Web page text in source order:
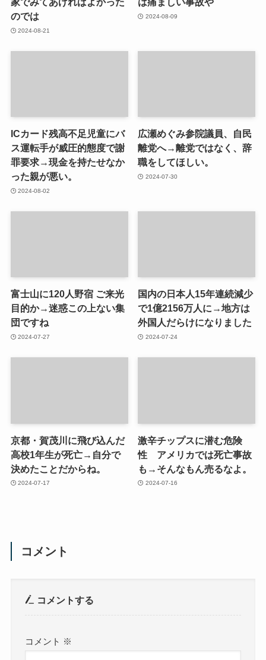
のでは
2024-08-21
2024-08-09
ICカード残高不足児童にバ
ス運転手が威圧的態度で謝
罪要求→現金を持たせなか
った親が悪い。
2024-08-02
広瀬めぐみ参院議員、自民
離党へ→離党ではなく、辞
職をしてほしい。
2024-07-30
富士山に120人野宿 ご来光
目的か→迷惑この上ない集
団ですね
2024-07-27
国内の日本人15年連続減少
で1億2156万人に→地方は
外国人だらけになりました
2024-07-24
京都・賀茂川に飛び込んだ
高校1年生が死亡→自分で
決めたことだからね。
2024-07-17
激辛チップスに潜む危険
性 アメリカでは死亡事故
も→そんなもん売るなよ。
2024-07-16
コメント
コメントする
コメント ※